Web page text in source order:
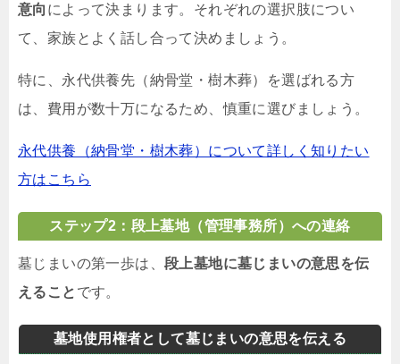
意向 によって決まります。それぞれの選択肢につい
て、家族とよく話し合って決めましょう。
特に、永代供養先（納骨堂・樹木葬）を選ばれる方
は、費用が数十万になるため、慎重に選びましょう。
永代供養（納骨堂・樹木葬）について詳しく知りたい
方はこちら
ステップ2：段上墓地（管理事務所）への連絡
墓じまいの第一歩は、 段上墓地に墓じまいの意思を伝
えること です。
墓地使用権者として墓じまいの意思を伝える